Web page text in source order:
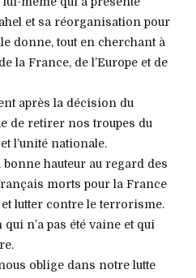
et sa réorganisation pour
donne, tout en cherchant à
la France, de l’Europe et de
après la décision du
de retirer nos troupes du
l’unité nationale.
hauteur au regard des
morts pour la France
lutter contre le terrorisme.
n’a pas été vaine et qui
oblige dans notre lutte